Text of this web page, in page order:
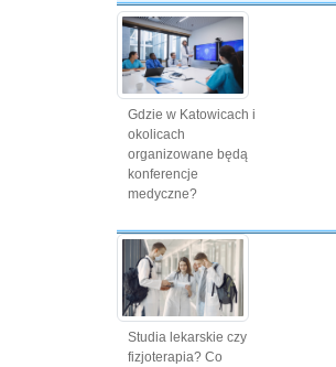
Gdzie w Katowicach i
okolicach
organizowane będą
konferencje
medyczne?
Studia lekarskie czy
fizjoterapia? Co